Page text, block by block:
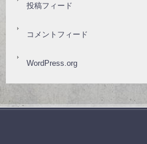
投稿フィード
コメントフィード
WordPress.org